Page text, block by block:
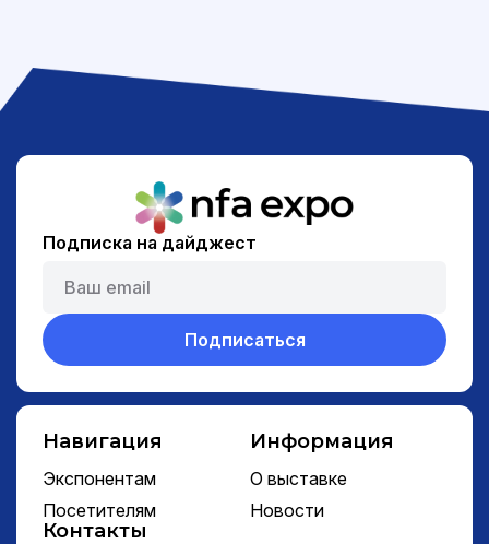
Подписка на дайджест
Подписаться
Навигация
Экспонентам
Посетителям
Информация
О выставке
Новости
Контакты